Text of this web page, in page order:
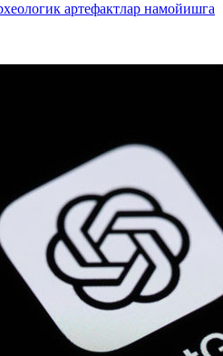
артефактлар намойишга